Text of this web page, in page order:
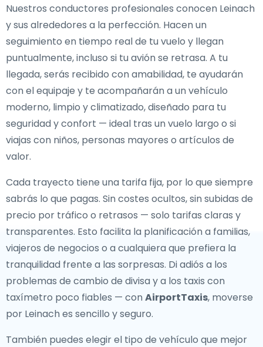
Nuestros conductores profesionales conocen Leinach
y sus alrededores a la perfección. Hacen un
seguimiento en tiempo real de tu vuelo y llegan
puntualmente, incluso si tu avión se retrasa. A tu
llegada, serás recibido con amabilidad, te ayudarán
con el equipaje y te acompañarán a un vehículo
moderno, limpio y climatizado, diseñado para tu
seguridad y confort — ideal tras un vuelo largo o si
viajas con niños, personas mayores o artículos de
valor.
Cada trayecto tiene una tarifa fija, por lo que siempre
sabrás lo que pagas. Sin costes ocultos, sin subidas de
precio por tráfico o retrasos — solo tarifas claras y
transparentes. Esto facilita la planificación a familias,
viajeros de negocios o a cualquiera que prefiera la
tranquilidad frente a las sorpresas. Di adiós a los
problemas de cambio de divisa y a los taxis con
taxímetro poco fiables — con AirportTaxis, moverse
por Leinach es sencillo y seguro.
También puedes elegir el tipo de vehículo que mejor